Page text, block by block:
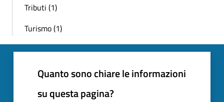
Tributi (1)
Turismo (1)
Quanto sono chiare le informazioni
su questa pagina?